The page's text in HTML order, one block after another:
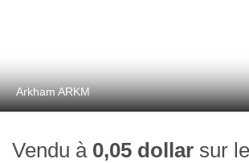
Arkham ARKM
Vendu à0,05 dollar sur le